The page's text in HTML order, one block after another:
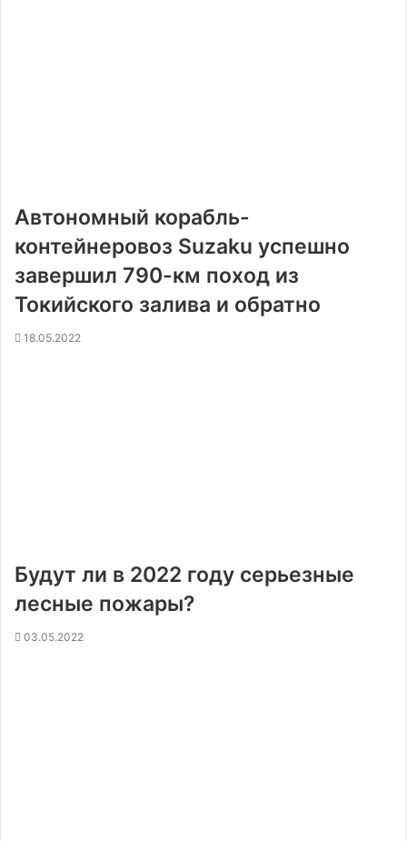
Автономный корабль-
контейнеровоз Suzaku успешно
завершил 790-км поход из
Токийского залива и обратно
18.05.2022
Будут ли в 2022 году серьезные
лесные пожары?
03.05.2022